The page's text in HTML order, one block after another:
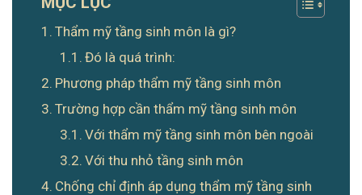
Thẩm mỹ tầng sinh môn là gì?
Đó là quá trình:
Phương pháp thẩm mỹ tầng sinh môn
Trường hợp cần thẩm mỹ tầng sinh môn
Với thẩm mỹ tầng sinh môn bên ngoài
Với thu nhỏ tầng sinh môn
Chống chỉ định áp dụng thẩm mỹ tầng sinh